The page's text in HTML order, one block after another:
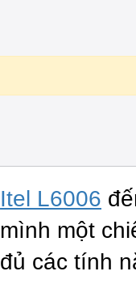
Itel L6006
mình một
đủ các tính